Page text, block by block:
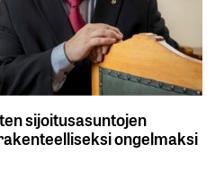
sijoitusasuntojen
ongelmaksi